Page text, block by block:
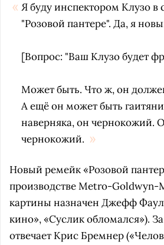
Я буду инспектором Клузо
"Розовой пантере". Да, я
[Вопрос: "Ваш Клузо будет
Может быть. Что ж, он
А ещё он может быть
наверняка, он чернокожий.
чернокожий.
Новый ремейк «Розовой
производстве Metro-Goldwyn-
картины назначен Джефф
кино», «Суслик обломался»).
отвечает Крис Бремнер